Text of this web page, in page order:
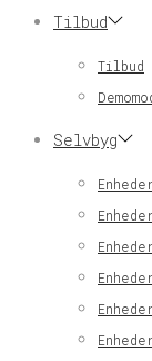
Tilbud
Tilbud
Selvbyg